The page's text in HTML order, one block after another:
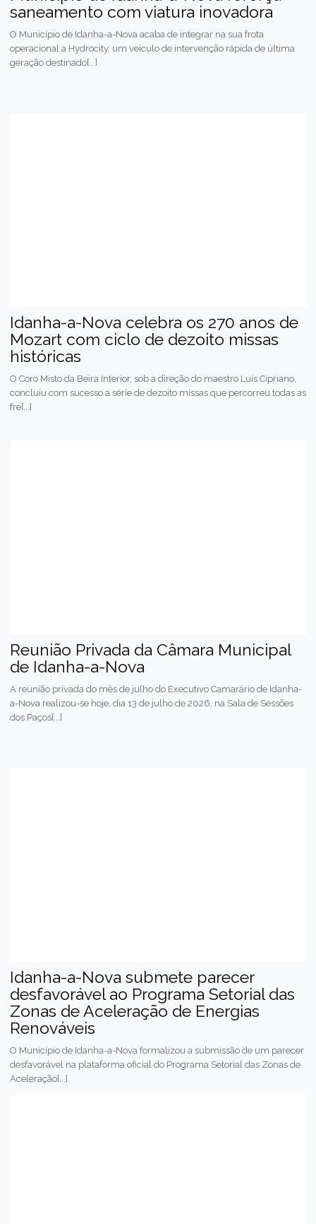
saneamento com viatura inovadora
O Município de Idanha-a-Nova acaba de integrar na sua frota
operacional a Hydrocity, um veículo de intervenção rápida de última
geração destinado[...]
Idanha-a-Nova celebra os 270 anos de
Mozart com ciclo de dezoito missas
históricas
O Coro Misto da Beira Interior, sob a direção do maestro Luís Cipriano,
concluiu com sucesso a série de dezoito missas que percorreu todas as
fre[...]
Reunião Privada da Câmara Municipal
de Idanha-a-Nova
A reunião privada do mês de julho do Executivo Camarário de Idanha-
a-Nova realizou-se hoje, dia 13 de julho de 2026, na Sala de Sessões
dos Paços[...]
Idanha-a-Nova submete parecer
desfavorável ao Programa Setorial das
Zonas de Aceleração de Energias
Renováveis
O Município de Idanha-a-Nova formalizou a submissão de um parecer
desfavorável na plataforma oficial do Programa Setorial das Zonas de
Aceleração[...]